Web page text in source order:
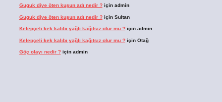
Guguk diye öten kuşun adı nedir ?için admin
Guguk diye öten kuşun adı nedir ?için Sultan
Kelepçeli kek kalıbı yağlı kağıtsız olur mu ?için admin
Kelepçeli kek kalıbı yağlı kağıtsız olur mu ?için Otağ
Göç olayı nedir ?için admin